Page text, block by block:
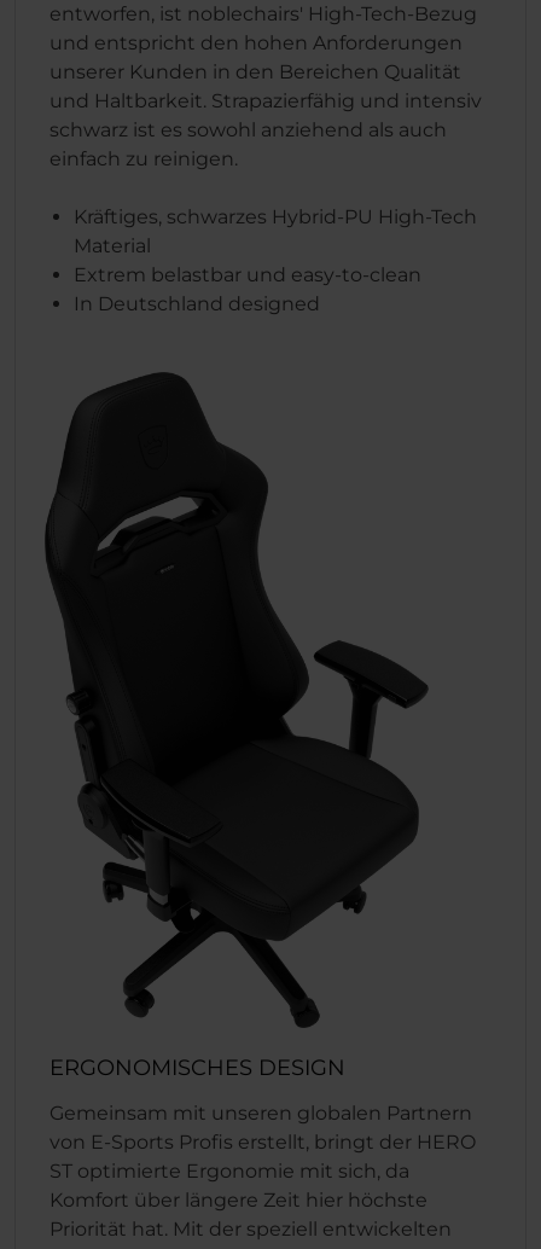
entworfen, ist noblechairs' High-Tech-Bezug
und entspricht den hohen Anforderungen
unserer Kunden in den Bereichen Qualität
und Haltbarkeit. Strapazierfähig und intensiv
schwarz ist es sowohl anziehend als auch
einfach zu reinigen.
Kräftiges, schwarzes Hybrid-PU High-Tech
Material
Extrem belastbar und easy-to-clean
In Deutschland designed
ERGONOMISCHES DESIGN
Gemeinsam mit unseren globalen Partnern
von E-Sports Profis erstellt, bringt der HERO
ST optimierte Ergonomie mit sich, da
Komfort über längere Zeit hier höchste
Priorität hat. Mit der speziell entwickelten